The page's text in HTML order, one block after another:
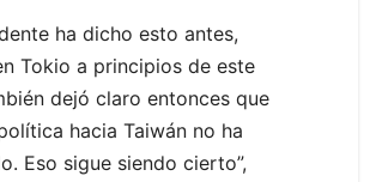
ha dicho esto antes,
Tokio a principios de este
dejó claro entonces que
hacia Taiwán no ha
Eso sigue siendo cierto”,